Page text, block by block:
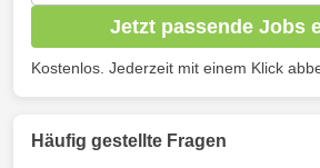
Jetzt passende Jobs
Kostenlos. Jederzeit mit einem Klick
Häufig gestellte Fragen